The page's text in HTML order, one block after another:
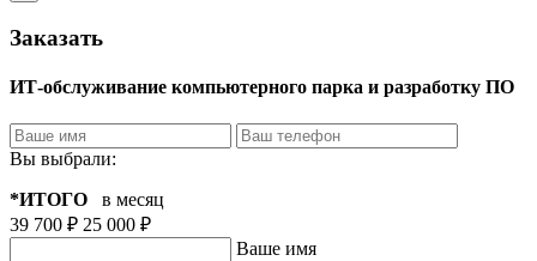
Заказать
ИТ-обслуживание компьютерного парка и разработку ПО
Вы выбрали:
*ИТОГО в месяц
39 700 ₽ 25 000 ₽
Ваше имя